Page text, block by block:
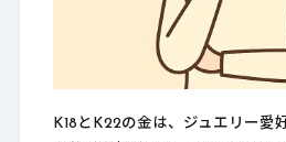
K18とK22の金は、ジュエリー愛